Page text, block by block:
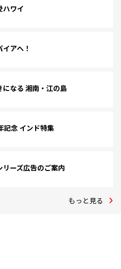
ワイ
アへ！
なる 湘南・江の島
記念 インド特集
リーズ広告のご案内
もっと見る